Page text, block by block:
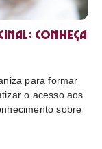
conheça
para formar
o acesso aos
sobre